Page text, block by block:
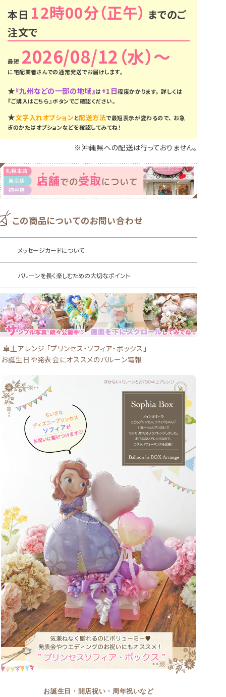
本日 12時00分
までのご
注文で
2026/08/12（水）
に宅配業者さんでの通常発送でお届けします。
★『九州などの一部の地域』は+1日程度かかります。 詳しくは
『ご購入はこちら』ボタンでご確認ください。
★文字入れオプションと配送方法で最短表示が変わるので、 お急
ぎのかたはオプションなどを確認してみてね！
※沖縄県への配送は行っておりません。
この商品についてのお問い合わせ
メッセージカードについて
バルーンを長く楽しむための大切なポイント
卓上アレンジ 「プリンセス・ソフィア・ボックス」
お誕生日や発表会にオススメのバルーン電報
お誕生日・開店祝い・周年祝いなど